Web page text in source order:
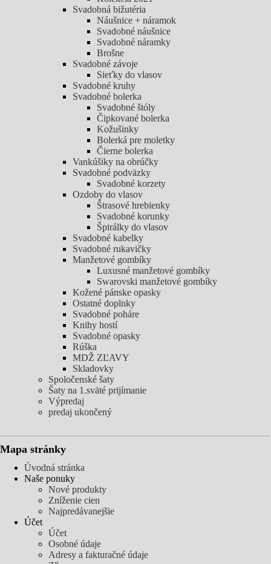
Svadobná bižutéria
Náušnice + náramok
Svadobné náušnice
Svadobné náramky
Brošne
Svadobné závoje
Sieťky do vlasov
Svadobné kruhy
Svadobné bolerka
Svadobné štóly
Čipkované bolerka
Kožušinky
Bolerká pre moletky
Čierne bolerka
Vankúšiky na obrúčky
Svadobné podväzky
Svadobné korzety
Ozdoby do vlasov
Štrasové hrebienky
Svadobné korunky
Špirálky do vlasov
Svadobné kabelky
Svadobné rukavičky
Manžetové gombíky
Luxusné manžetové gombíky
Swarovski manžetové gombíky
Kožené pánske opasky
Ostatné doplnky
Svadobné poháre
Knihy hostí
Svadobné opasky
Rúška
MDŽ ZĽAVY
Skladovky
Spoločenské šaty
Šaty na 1.sväté prijímanie
Výpredaj
predaj ukončený
Mapa stránky
Úvodná stránka
Naše ponuky
Nové produkty
Zníženie cien
Najpredávanejšie
Účet
Účet
Osobné údaje
Adresy a fakturačné údaje